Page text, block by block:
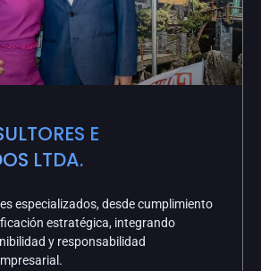
E
LTDA.
especializados, desde cumplimiento
estratégica, integrando
y responsabilidad